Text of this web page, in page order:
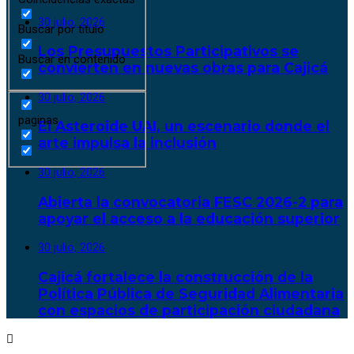
Buscar por título
Buscar en contenido
paginas
30 julio, 2026
Los Presupuestos Participativos se
convierten en nuevas obras para Cajicá
30 julio, 2026
El Asteroide UAI, un escenario donde el
arte impulsa la inclusión
30 julio, 2026
Abierta la convocatoria FESC 2026-2 para
apoyar el acceso a la educación superior
30 julio, 2026
Cajicá fortalece la construcción de la
Política Pública de Seguridad Alimentaria
con espacios de participación ciudadana